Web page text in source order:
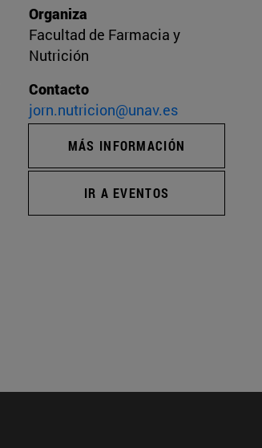
Organiza
Facultad de Farmacia y
Nutrición
Contacto
jorn.nutricion@unav.es
MÁS INFORMACIÓN
IR A EVENTOS